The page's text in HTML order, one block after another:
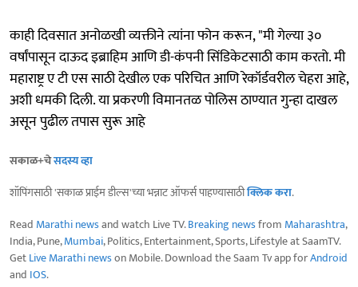
काही दिवसात अनोळखी व्यक्तीने त्यांना फोन करून, "मी गेल्या ३०
वर्षांपासून दाऊद इब्राहिम आणि डी-कंपनी सिंडिकेटसाठी काम करतो. मी
महाराष्ट्र ए टी एस साठी देखील एक परिचित आणि रेकॉर्डवरील चेहरा आहे,
अशी धमकी दिली. या प्रकरणी विमानतळ पोलिस ठाण्यात गुन्हा दाखल
असून पुढील तपास सुरू आहे
सकाळ+चेसदस्य व्हा
शॉपिंगसाठी 'सकाळ प्राईम डील्स'च्या भन्नाट ऑफर्स पाहण्यासाठीक्लिक करा.
Read Marathi newsand watch Live TV.Breaking newsfrom Maharashtra,
India, Pune,Mumbai, Politics, Entertainment, Sports, Lifestyle at SaamTV.
GetLive Marathi newson Mobile. Download the Saam Tv app forAndroid
and IOS.